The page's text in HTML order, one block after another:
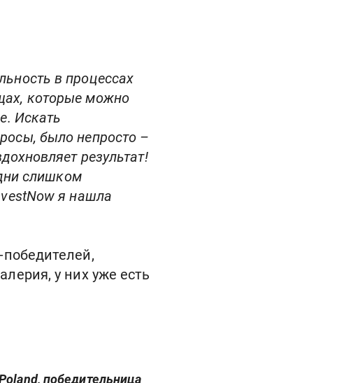
в процессах
которые можно
Искать
было непросто –
результат!
слишком
я нашла
у них уже есть
победительница